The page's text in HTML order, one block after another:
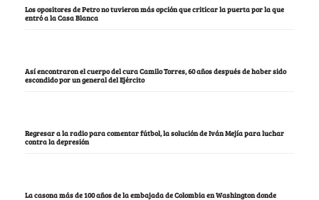
Los opositores de Petro no tuvieron más opción que criticar la puerta por la que
entró a la Casa Blanca
Así encontraron el cuerpo del cura Camilo Torres, 60 años después de haber sido
escondido por un general del Ejército
Regresar a la radio para comentar fútbol, la solución de Iván Mejía para luchar
contra la depresión
La casona más de 100 años de la embajada de Colombia en Washington donde